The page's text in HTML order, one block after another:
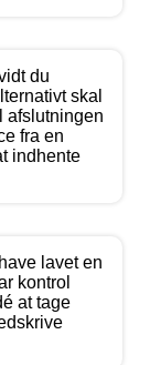
du
skal
afslutningen
fra en
indhente
lavet en
kontrol
at tage